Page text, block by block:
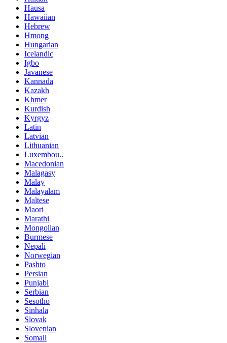
Hausa
Hawaiian
Hebrew
Hmong
Hungarian
Icelandic
Igbo
Javanese
Kannada
Kazakh
Khmer
Kurdish
Kyrgyz
Latin
Latvian
Lithuanian
Luxembou..
Macedonian
Malagasy
Malay
Malayalam
Maltese
Maori
Marathi
Mongolian
Burmese
Nepali
Norwegian
Pashto
Persian
Punjabi
Serbian
Sesotho
Sinhala
Slovak
Slovenian
Somali